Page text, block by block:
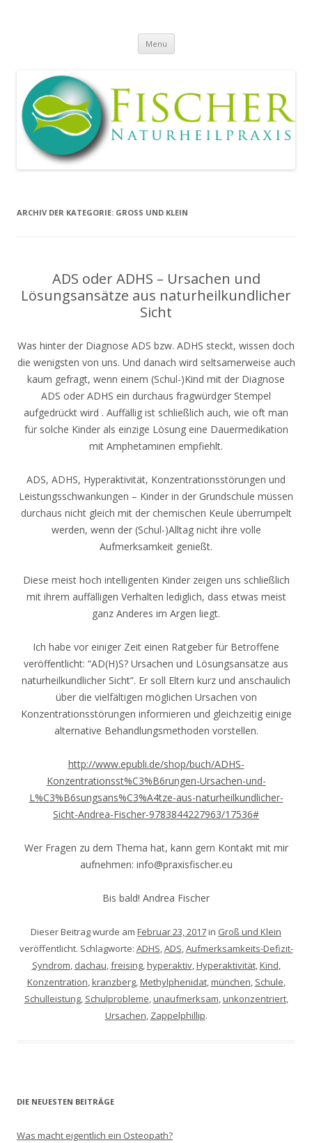
Naturheilpraxis
Menu Skip
content
ARCHIV DER KATEGORIE: GROSS UND KLEIN
ADS oder ADHS – Ursachen und
Lösungsansätze aus naturheilkundlicher
Sicht
Was hinter der Diagnose ADS bzw. ADHS steckt, wissen doch
die wenigsten von uns. Und danach wird seltsamerweise auch
kaum gefragt, wenn einem (Schul-)Kind mit der Diagnose
ADS oder ADHS ein durchaus fragwürdger Stempel
aufgedrückt wird . Auffällig ist schließlich auch, wie oft man
für solche Kinder als einzige Lösung eine Dauermedikation
mit Amphetaminen empfiehlt.
ADS, ADHS, Hyperaktivität, Konzentrationsstörungen und
Leistungsschwankungen – Kinder in der Grundschule müssen
durchaus nicht gleich mit der chemischen Keule überrumpelt
werden, wenn der (Schul-)Alltag nicht ihre volle
Aufmerksamkeit genießt.
Diese meist hoch intelligenten Kinder zeigen uns schließlich
mit ihrem auffälligen Verhalten lediglich, dass etwas meist
ganz Anderes im Argen liegt.
Ich habe vor einiger Zeit einen Ratgeber für Betroffene
veröffentlicht: “AD(H)S? Ursachen und Lösungsansätze aus
naturheilkundlicher Sicht”. Er soll Eltern kurz und anschaulich
über die vielfältigen möglichen Ursachen von
Konzentrationsstörungen informieren und gleichzeitig einige
alternative Behandlungsmethoden vorstellen.
http://www.epubli.de/shop/buch/ADHS-
Konzentrationsst%C3%B6rungen-Ursachen-und-
L%C3%B6sungsans%C3%A4tze-aus-naturheilkundlicher-
Sicht-Andrea-Fischer-9783844227963/17536#
Wer Fragen zu dem Thema hat, kann gern Kontakt mit mir
aufnehmen: info@praxisfischer.eu
Bis bald! Andrea Fischer
Dieser Beitrag wurde am Februar 23, 2017in Groß und Klein
veröffentlicht. Schlagworte: ADHS,ADS,Aufmerksamkeits-Defizit-
Syndrom, dachau,freising,hyperaktiv,Hyperaktivität,Kind,
Konzentration,kranzberg,Methylphenidat,münchen, Schule,
Schulleistung, Schulprobleme,unaufmerksam,unkonzentriert,
Ursachen, Zappelphillip.
DIE NEUESTEN BEITRÄGE
Was macht eigentlich ein Osteopath?